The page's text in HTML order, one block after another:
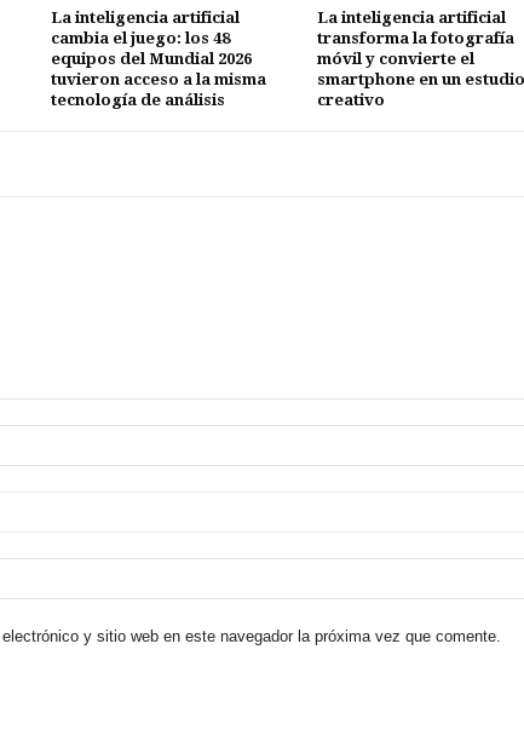
La inteligencia artificial
cambia el juego: los 48
equipos del Mundial 2026
tuvieron acceso a la misma
tecnología de análisis
La inteligencia artificial
transforma la fotografía
móvil y convierte el
smartphone en un estudio
creativo
y sitio web en este navegador la próxima vez que comente.